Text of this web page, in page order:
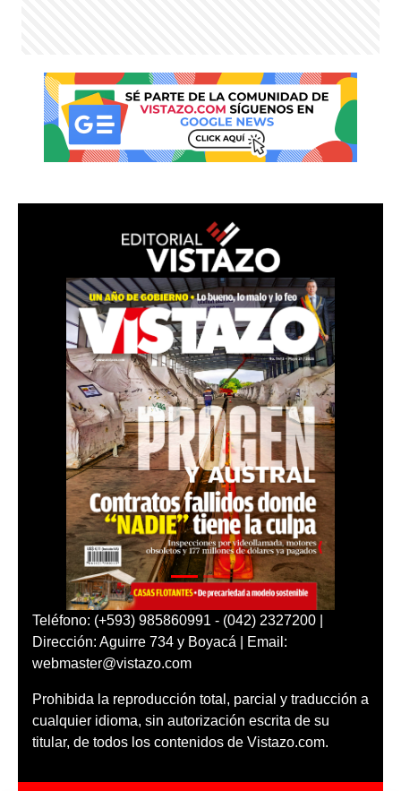
Teléfono: (+593) 985860991 - (042) 2327200 |
Dirección: Aguirre 734 y Boyacá | Email:
webmaster@vistazo.com
Prohibida la reproducción total, parcial y traducción a
cualquier idioma, sin autorización escrita de su
titular, de todos los contenidos de Vistazo.com.